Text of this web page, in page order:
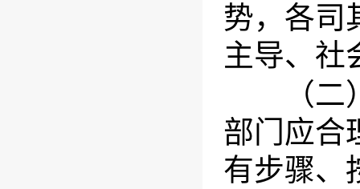
势，各司
主导、社
（二）
部门应合
有步骤、